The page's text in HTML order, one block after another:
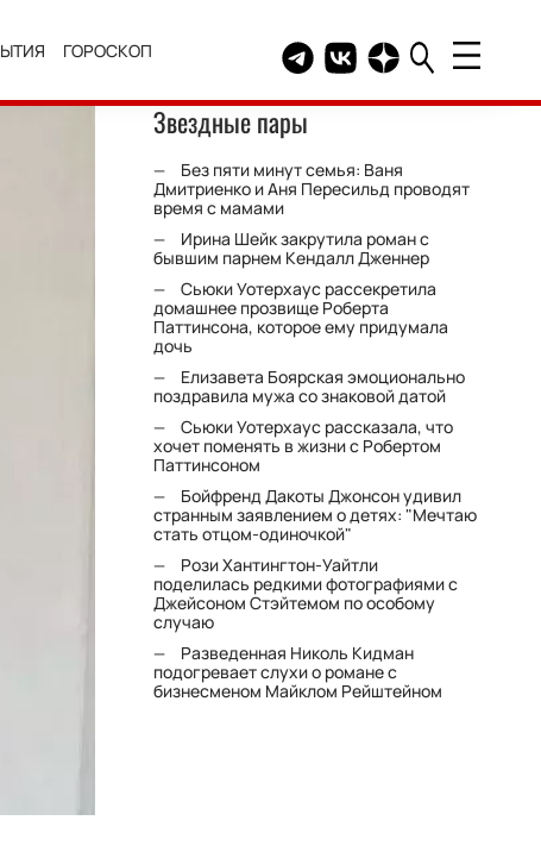
ГОРОСКОП Telegram канал HELLO
Группа HELLO
Канал HELLO в
Звездные пары
Без пяти минут семья: Ваня
Дмитриенко и Аня Пересильд проводят
время с мамами
Ирина Шейк закрутила роман с
бывшим парнем Кендалл Дженнер
Сьюки Уотерхаус рассекретила
домашнее прозвище Роберта
Паттинсона, которое ему придумала
дочь
Елизавета Боярская эмоционально
поздравила мужа со знаковой датой
Сьюки Уотерхаус рассказала, что
хочет поменять в жизни с Робертом
Паттинсоном
Бойфренд Дакоты Джонсон удивил
странным заявлением о детях: "Мечтаю
стать отцом-одиночкой"
Рози Хантингтон-Уайтли
поделилась редкими фотографиями с
Джейсоном Стэйтемом по особому
случаю
Разведенная Николь Кидман
подогревает слухи о романе с
бизнесменом Майклом Рейштейном